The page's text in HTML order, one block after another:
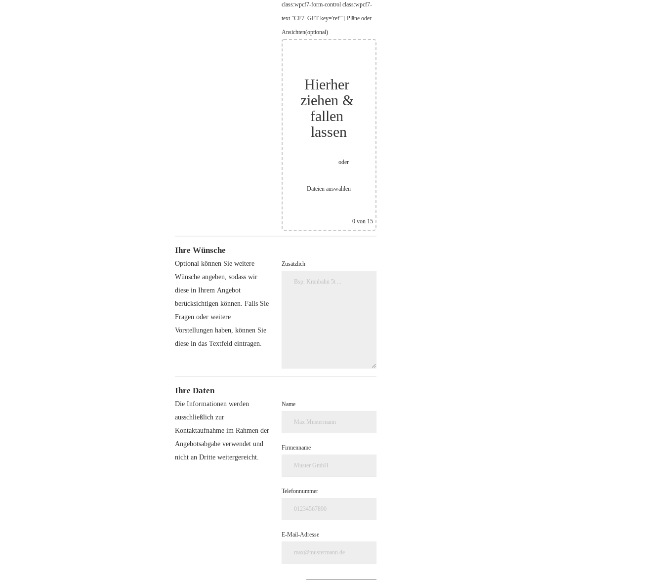
class:wpcf7-form-control class:wpcf7-
text "CF7_GET key='ref'"] Pläne oder
Ansichten(optional)
Hierher
ziehen &
fallen
lassen
oder
Dateien auswählen
0von 15
Ihre Wünsche
Optional können Sie weitere
Wünsche angeben, sodass wir
diese in Ihrem Angebot
berücksichtigen können. Falls Sie
Fragen oder weitere
Vorstellungen haben, können Sie
diese in das Textfeld eintragen.
Zusätzlich
Ihre Daten
Die Informationen werden
ausschließlich zur
Kontaktaufnahme im Rahmen der
Angebotsabgabe verwendet und
nicht an Dritte weitergereicht.
Name
Firmenname
Telefonnummer
E-Mail-Adresse